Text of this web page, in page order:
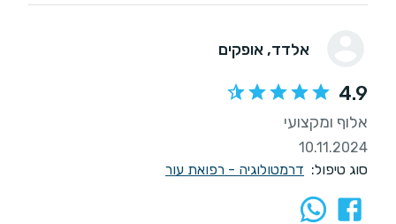
אלדד, אופקים
4.9
אלוף ומקצועי
10.11.2024
סוג טיפול: דרמטולוגיה - רפואת עור